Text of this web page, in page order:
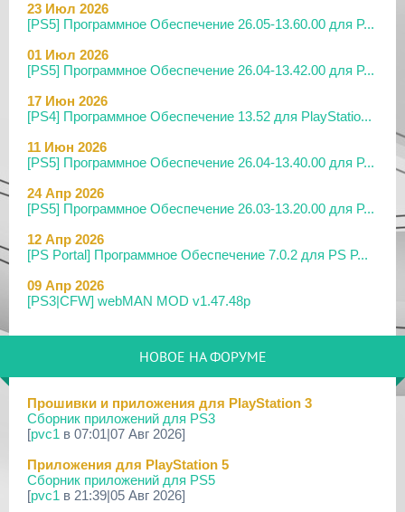
23 Июл 2026
[PS5] Программное Обеспечение 26.05-13.60.00 для P...
01 Июл 2026
[PS5] Программное Обеспечение 26.04-13.42.00 для P...
17 Июн 2026
[PS4] Программное Обеспечение 13.52 для PlayStatio...
11 Июн 2026
[PS5] Программное Обеспечение 26.04-13.40.00 для P...
24 Апр 2026
[PS5] Программное Обеспечение 26.03-13.20.00 для P...
12 Апр 2026
[PS Portal] Программное Обеспечение 7.0.2 для PS P...
09 Апр 2026
[PS3|CFW] webMAN MOD v1.47.48p
19 Мар 2026
18 Мар 2026
[PS3] Программное Обеспечение 4.93 для PlayStation...
17 Мар 2026
[PS4] Программное Обеспечение 13.50 для PlayStatio...
НОВОЕ НА ФОРУМЕ
Прошивки и приложения для PlayStation 3
Сборник приложений для PS3
[pvc1 в 07:01|07 Авг 2026]
Приложения для PlayStation 5
Сборник приложений для PS5
[pvc1 в 21:39|05 Авг 2026]